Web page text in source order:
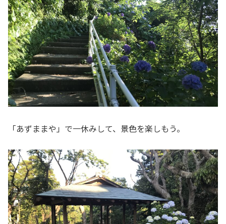
「あずままや」で一休みして、景色を楽しもう。